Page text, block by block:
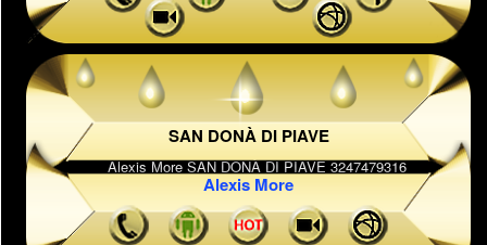
SAN DONÀ DI PIAVE
Alexis More